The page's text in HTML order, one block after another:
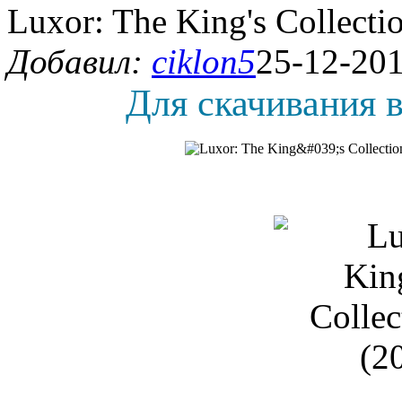
Luxor: The King's
Добавил: ciklon525-12-
Для скачивания